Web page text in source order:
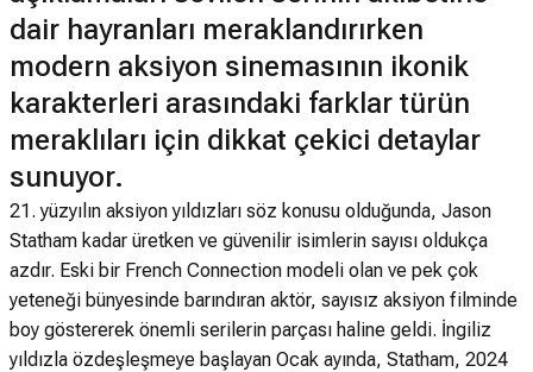
dair hayranları meraklandırırken
modern aksiyon sinemasının ikonik
karakterleri arasındaki farklar türün
meraklıları için dikkat çekici detaylar
sunuyor.
21. yüzyılın aksiyon yıldızları söz konusu olduğunda, Jason
Statham kadar üretken ve güvenilir isimlerin sayısı oldukça
azdır. Eski bir French Connection modeli olan ve pek çok
yeteneği bünyesinde barındıran aktör, sayısız aksiyon filminde
boy göstererek önemli serilerin parçası haline geldi. İngiliz
yıldızla özdeşleşmeye başlayan Ocak ayında, Statham, 2024